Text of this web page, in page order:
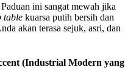
Paduan ini sangat mewah jika
table kuarsa putih bersih dan
akan terasa sejuk, asri, dan
(Industrial Modern yang